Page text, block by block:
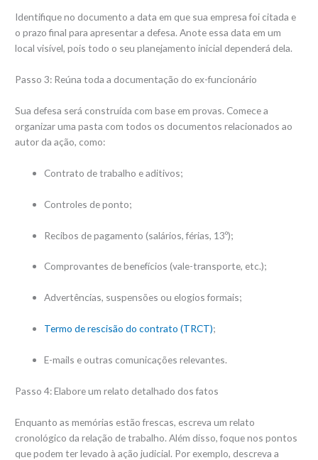
Identifique no documento a data em que sua empresa foi citada e
o prazo final para apresentar a defesa. Anote essa data em um
local visível, pois todo o seu planejamento inicial dependerá dela.
Passo 3: Reúna toda a documentação do ex-funcionário
Sua defesa será construída com base em provas. Comece a
organizar uma pasta com todos os documentos relacionados ao
autor da ação, como:
Contrato de trabalho e aditivos;
Controles de ponto;
Recibos de pagamento (salários, férias, 13º);
Comprovantes de benefícios (vale-transporte, etc.);
Advertências, suspensões ou elogios formais;
Termo de rescisão do contrato (TRCT);
E-mails e outras comunicações relevantes.
Passo 4: Elabore um relato detalhado dos fatos
Enquanto as memórias estão frescas, escreva um relato
cronológico da relação de trabalho. Além disso, foque nos pontos
que podem ter levado à ação judicial. Por exemplo, descreva a